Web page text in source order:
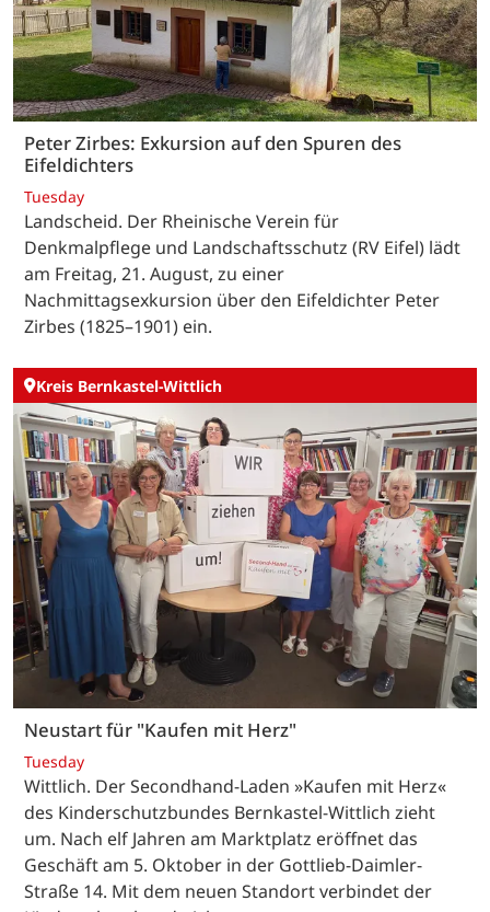
Peter Zirbes: Exkursion auf den Spuren des
Eifeldichters
Tuesday
Landscheid. Der Rheinische Verein für
Denkmalpflege und Landschaftsschutz (RV Eifel) lädt
am Freitag, 21. August, zu einer
Nachmittagsexkursion über den Eifeldichter Peter
Zirbes (1825–1901) ein.
Kreis Bernkastel-Wittlich
Neustart für "Kaufen mit Herz"
Tuesday
Wittlich. Der Secondhand-Laden »Kaufen mit Herz«
des Kinderschutzbundes Bernkastel-Wittlich zieht
um. Nach elf Jahren am Marktplatz eröffnet das
Geschäft am 5. Oktober in der Gottlieb-Daimler-
Straße 14. Mit dem neuen Standort verbindet der